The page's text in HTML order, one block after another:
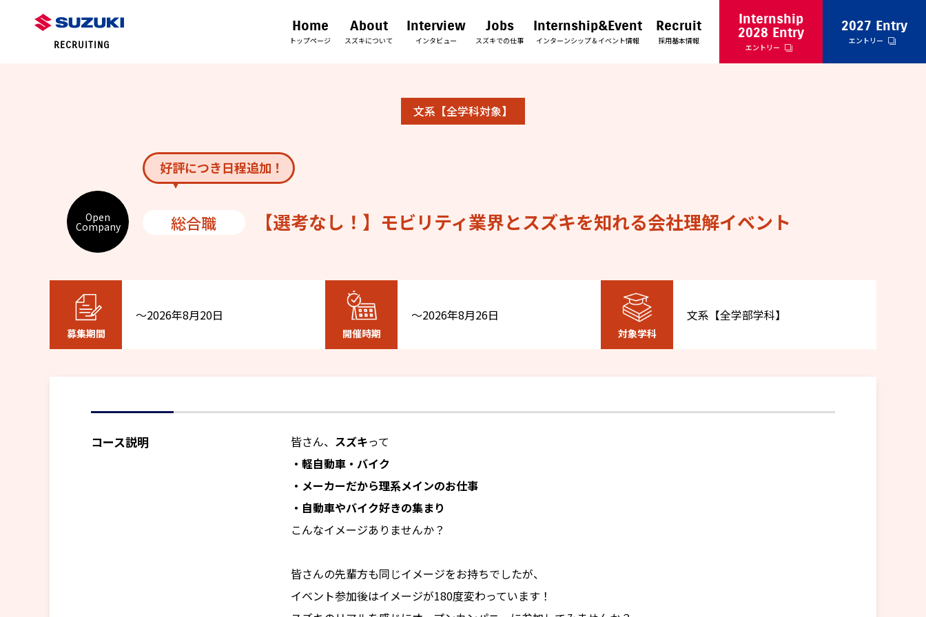
RECRUITING
Internship
2028 Entry
エントリー
2027 Entry
エントリー
Home
トップページ
About
スズキについて
Interview
インタビュー
Jobs
スズキでの仕事
Internship&Event
インターンシップ＆イベント情報
Recruit
採用基本情報
文系【全学科対象】
好評につき日程追加！
Open
Company 総合職 【選考なし！】モビリティ業界とスズキを知れる会社理解イベント
募集期間
～2026年8月20日
開催時期
～2026年8月26日
対象学科
文系【全学部学科】
コース説明 皆さん、 スズキって
・軽自動車・バイク
・メーカーだから理系メインのお仕事
・自動車やバイク好きの集まり
こんなイメージありませんか？
皆さんの先輩方も同じイメージをお持ちでしたが、
イベント参加後はイメージが180度変わっています！